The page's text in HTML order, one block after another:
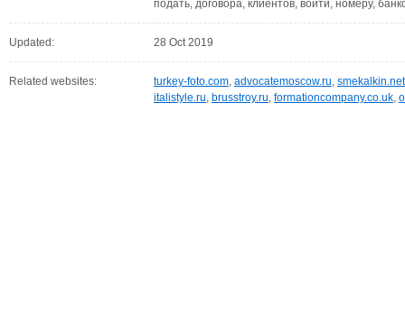
подать, договора, клиентов, войти, номеру,
Updated: 28 Oct 2019
Related websites: turkey-foto.com, advocatemoscow.ru, smekalkin.net
italistyle.ru, brusstroy.ru, formationcompany.co.uk,